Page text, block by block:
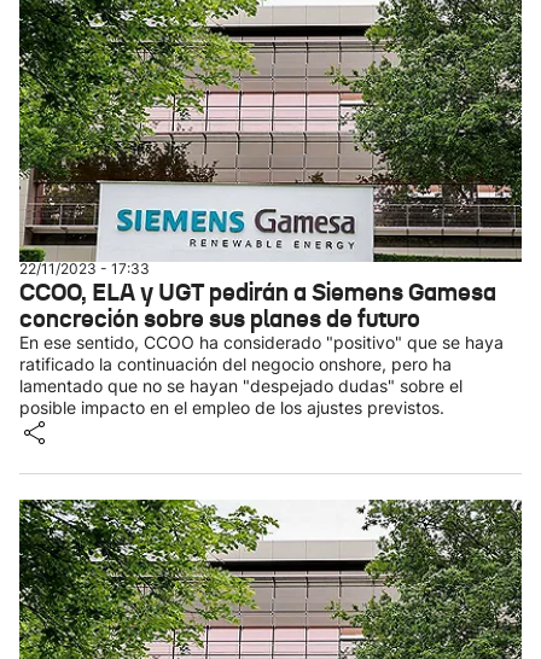
22/11/2023 - 17:33
CCOO, ELA y UGT pedirán a Siemens Gamesa
concreción sobre sus planes de futuro
En ese sentido, CCOO ha considerado "positivo" que se haya
ratificado la continuación del negocio onshore, pero ha
lamentado que no se hayan "despejado dudas" sobre el
posible impacto en el empleo de los ajustes previstos.